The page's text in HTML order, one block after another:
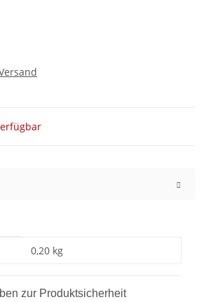
0,20 kg
zur Produktsicherheit